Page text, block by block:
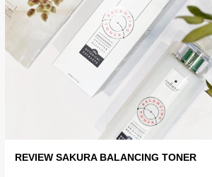
REVIEW SAKURA BALANCING TONER